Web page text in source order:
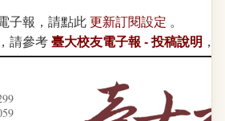
子報，請點此更新訂閱設定 。
請參考臺大校友電子報 - 投稿說明 ，